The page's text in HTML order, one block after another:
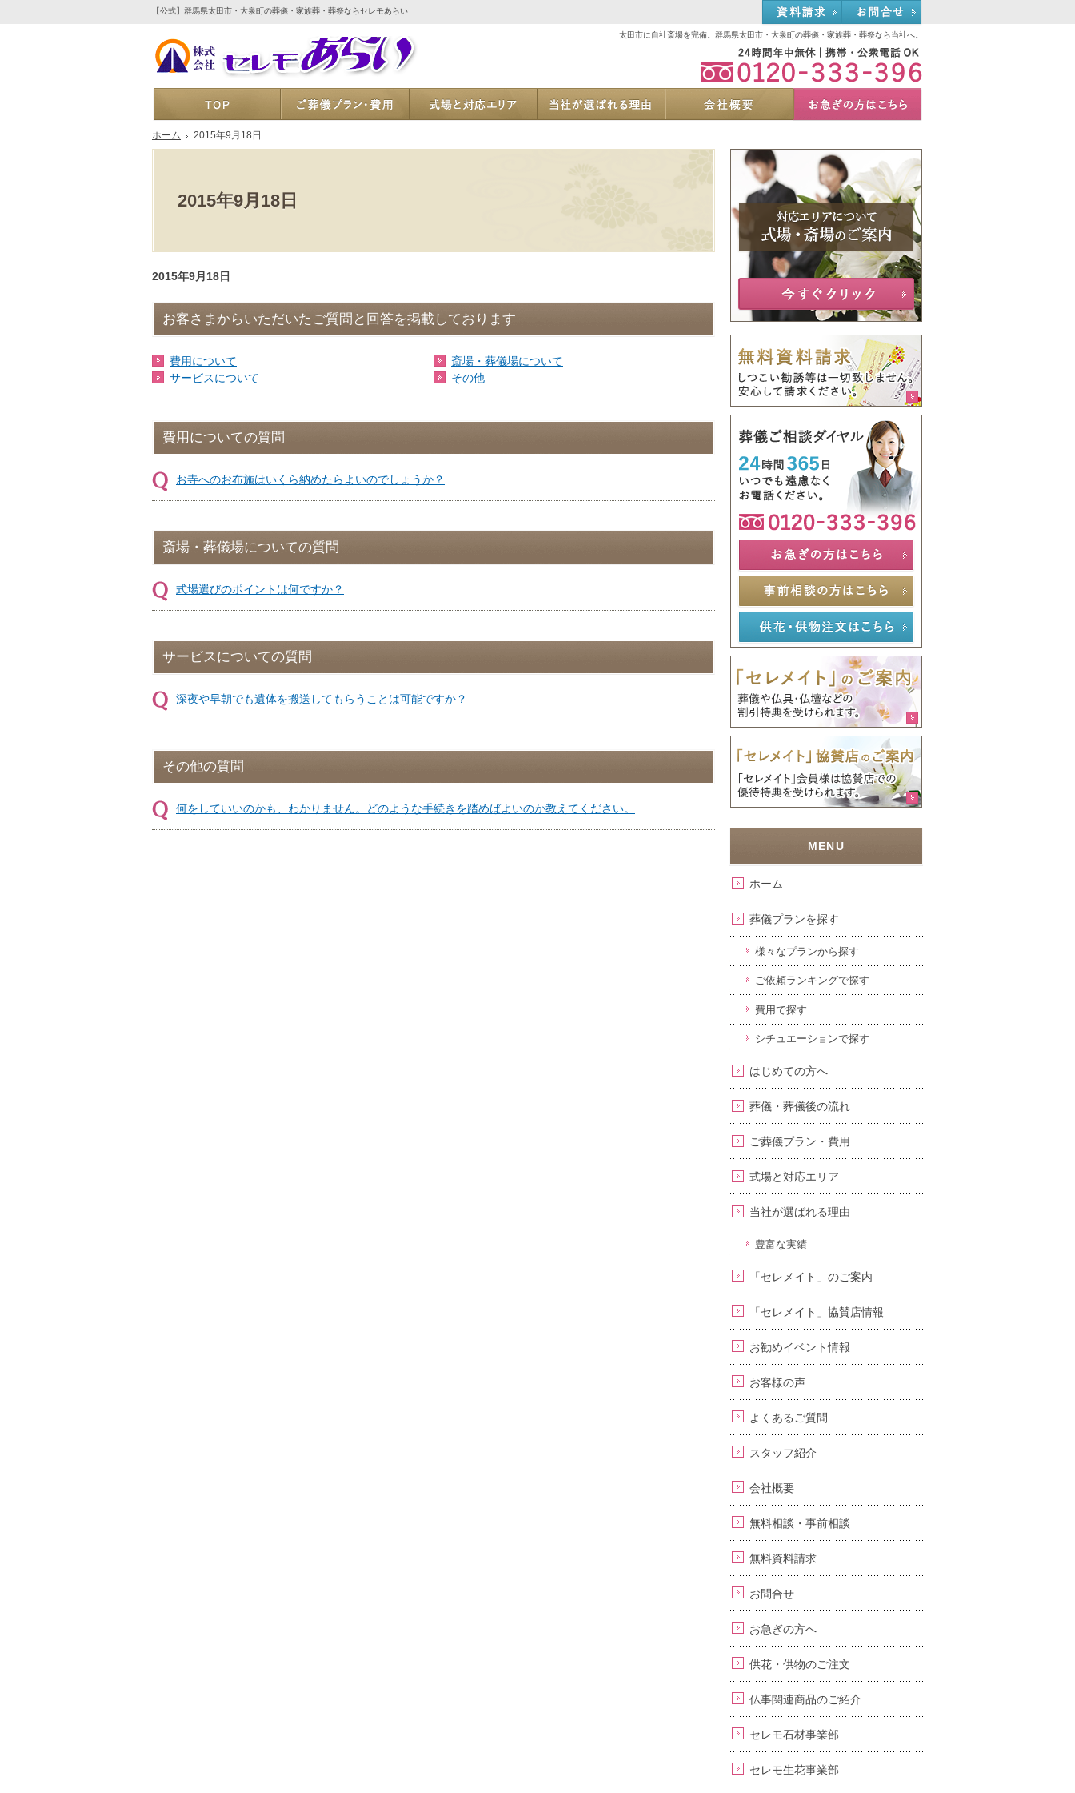
ホーム 2015年9月18日
2015年9月18日
太田市に自社斎場を完備。群馬県太田市・大泉町の葬儀・家族葬・葬祭なら当社へ。
【公式】群馬県太田市・大泉町の葬儀・家族葬・葬祭ならセレモあらい
2015年9月18日
お客さまからいただいたご質問と回答を掲載しております
費用について
斎場・葬儀場について
サービスについて
その他
費用についての質問
お寺へのお布施はいくら納めたらよいのでしょうか？
斎場・葬儀場についての質問
式場選びのポイントは何ですか？
サービスについての質問
深夜や早朝でも遺体を搬送してもらうことは可能ですか？
その他の質問
何をしていいのかも、わかりません。どのような手続きを踏めばよいのか教えてください。
ホーム
葬儀プランを探す
様々なプランから探す
ご依頼ランキングで探す
費用で探す
シチュエーションで探す
はじめての方へ
葬儀・葬儀後の流れ
ご葬儀プラン・費用
式場と対応エリア
当社が選ばれる理由
豊富な実績
「セレメイト」のご案内
「セレメイト」協賛店情報
お勧めイベント情報
お客様の声
よくあるご質問
スタッフ紹介
会社概要
無料相談・事前相談
無料資料請求
お問合せ
お急ぎの方へ
供花・供物のご注文
仏事関連商品のご紹介
セレモ石材事業部
セレモ生花事業部
資料請求